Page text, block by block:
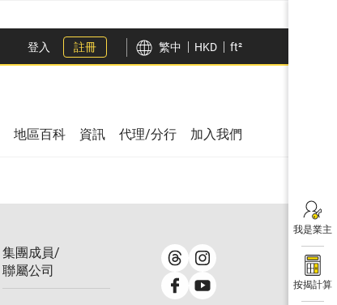
登入 註冊 繁中 HKD ft²
我是業主
按揭計算
地區百科 資訊 代理/分行 加入我們
集團成員/
聯屬公司